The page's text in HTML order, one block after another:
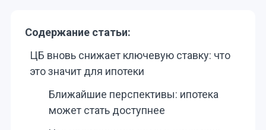
Содержание статьи:
ЦБ вновь снижает ключевую ставку: что
это значит для ипотеки
Ближайшие перспективы: ипотека
может стать доступнее